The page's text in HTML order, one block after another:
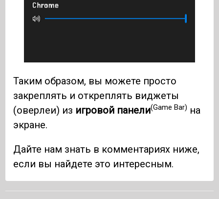
Таким образом, вы можете просто
закреплять и откреплять виджеты
(оверлеи) из игровой панели(Game Bar) на
экране.
Дайте нам знать в комментариях ниже,
если вы найдете это интересным.